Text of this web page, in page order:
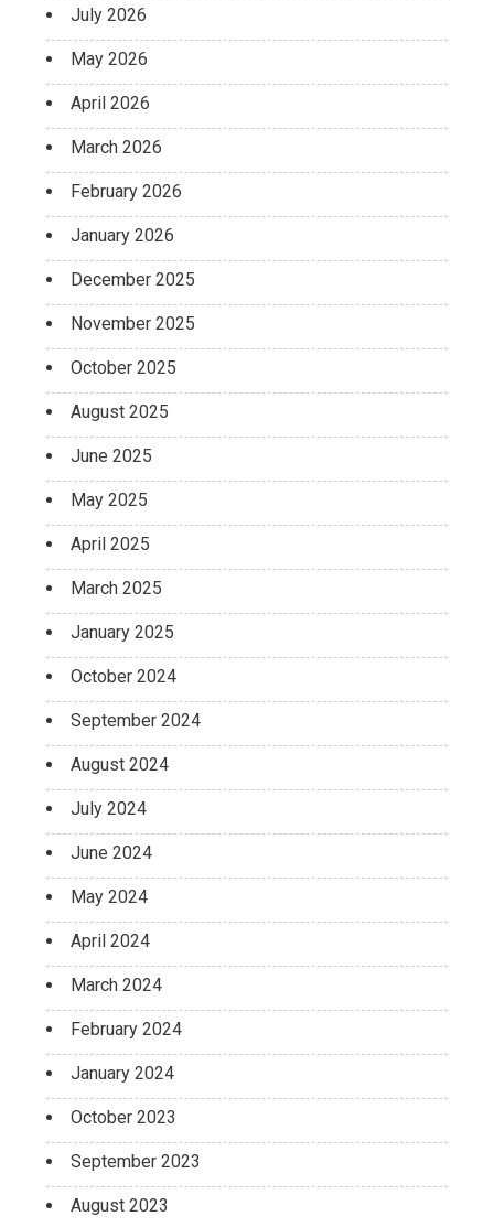
July 2026
May 2026
April 2026
March 2026
February 2026
January 2026
December 2025
November 2025
October 2025
August 2025
June 2025
May 2025
April 2025
March 2025
January 2025
October 2024
September 2024
August 2024
July 2024
June 2024
May 2024
April 2024
March 2024
February 2024
January 2024
October 2023
September 2023
August 2023